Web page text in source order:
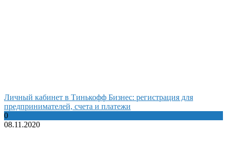
Личный кабинет в Тинькофф Бизнес: регистрация для
предпринимателей, счета и платежи
0
08.11.2020